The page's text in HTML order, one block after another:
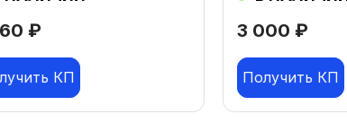
₽
КП
3 000 ₽
Получить КП